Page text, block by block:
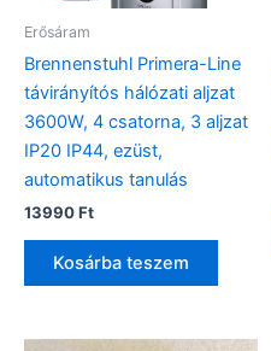
Erősáram
Brennenstuhl Primera-Line
távirányítós hálózati aljzat
3600W, 4 csatorna, 3 aljzat
IP20 IP44, ezüst,
automatikus tanulás
13990Ft
Kosárba teszem